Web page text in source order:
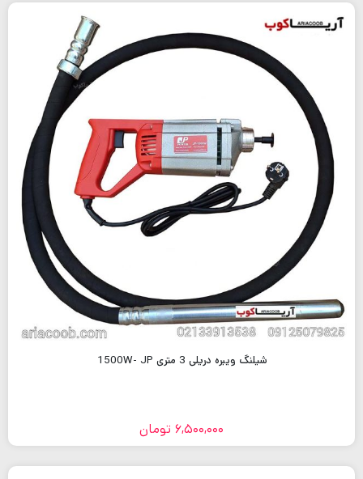
شیلنگ ویبره دریلی 3 متری 1500W- JP
6,500,000 تومان